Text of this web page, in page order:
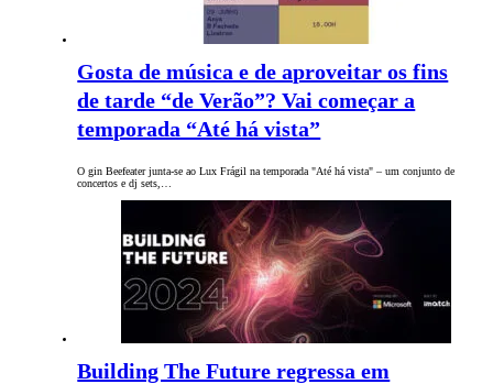
Gosta de música e de aproveitar os fins
de tarde “de Verão”? Vai começar a
temporada “Até há vista”
O gin Beefeater junta-se ao Lux Frágil na temporada "Até há vista" – um conjunto de
concertos e dj sets,…
Building The Future regressa em